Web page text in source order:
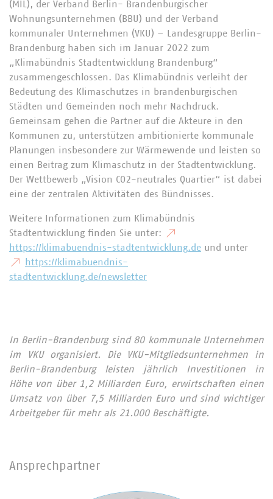
(MIL), der Verband Berlin- Brandenburgischer
Wohnungsunternehmen (BBU) und der Verband
kommunaler Unternehmen (VKU) – Landesgruppe Berlin-
Brandenburg haben sich im Januar 2022 zum
„Klimabündnis Stadtentwicklung Brandenburg“
zusammengeschlossen. Das Klimabündnis verleiht der
Bedeutung des Klimaschutzes in brandenburgischen
Städten und Gemeinden noch mehr Nachdruck.
Gemeinsam gehen die Partner auf die Akteure in den
Kommunen zu, unterstützen ambitionierte kommunale
Planungen insbesondere zur Wärmewende und leisten so
einen Beitrag zum Klimaschutz in der Stadtentwicklung.
Der Wettbewerb „Vision CO2-neutrales Quartier“ ist dabei
eine der zentralen Aktivitäten des Bündnisses.
Weitere Informationen zum Klimabündnis
Stadtentwicklung finden Sie unter:
https://klimabuendnis-stadtentwicklung.de und unter
https://klimabuendnis-
stadtentwicklung.de/newsletter
In Berlin-Brandenburg sind 80 kommunale Unternehmen
im VKU organisiert. Die VKU-Mitgliedsunternehmen in
Berlin-Brandenburg leisten jährlich Investitionen in
Höhe von über 1,2 Milliarden Euro, erwirtschaften einen
Umsatz von über 7,5 Milliarden Euro und sind wichtiger
Arbeitgeber für mehr als 21.000 Beschäftigte.
Ansprechpartner